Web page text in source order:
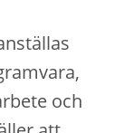
och